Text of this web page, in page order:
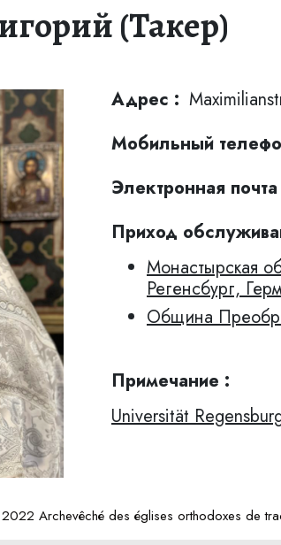
(Такер)
Адрес :
Мобильный
Электронная
Приход
Монастырская
Регенсбург,
Община
Примечание :
Universität
Archevêché des églises orthodoxes de